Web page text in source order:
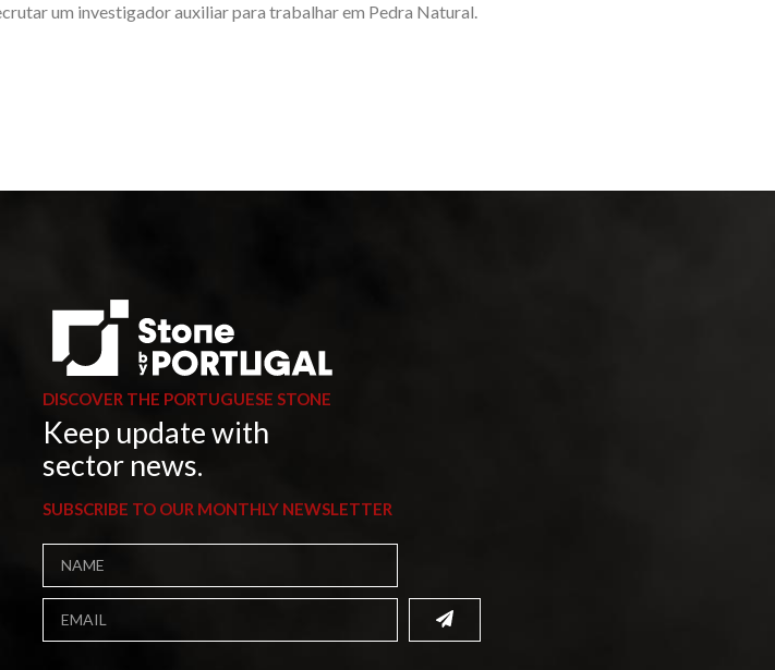
um investigador auxiliar para trabalhar em Pedra Natural.
DISCOVER THE PORTUGUESE STONE
Keep update with
sector news.
SUBSCRIBE TO OUR MONTHLY NEWSLETTER